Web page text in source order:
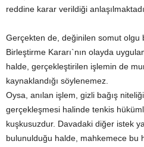
reddine karar verildiği
Gerçekten de, değinilen somut olgu
Birleştirme Kararı`nın olayda
halde, gerçekleştirilen işlemin de
kaynaklandığı söylenemez.
Oysa, anılan işlem, gizli bağış
gerçekleşmesi halinde tenkis
kuşkusuzdur. Davadaki diğer istek
bulunulduğu halde, mahkemece bu